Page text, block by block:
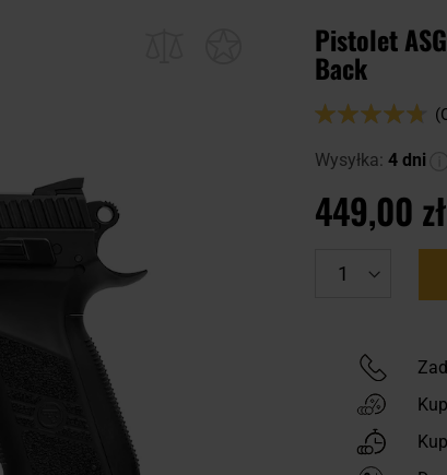
Pistolet
Back
Ocena:
Wysyłka: 4 dni
449,00 zł